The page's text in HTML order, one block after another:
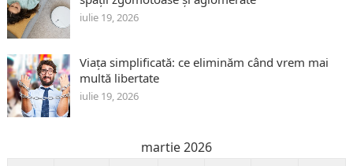
iulie 19, 2026
Viața simplificată: ce eliminăm când vrem mai
multă libertate
iulie 19, 2026
martie 2026